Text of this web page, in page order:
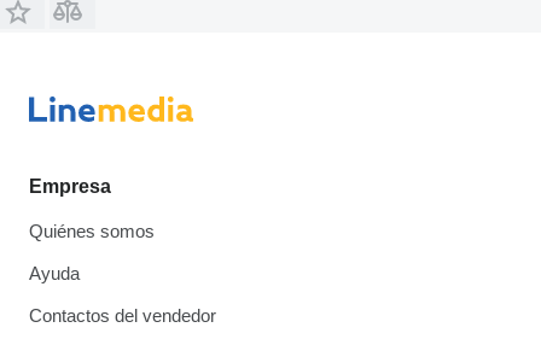
Empresa
Quiénes somos
Ayuda
Contactos del vendedor